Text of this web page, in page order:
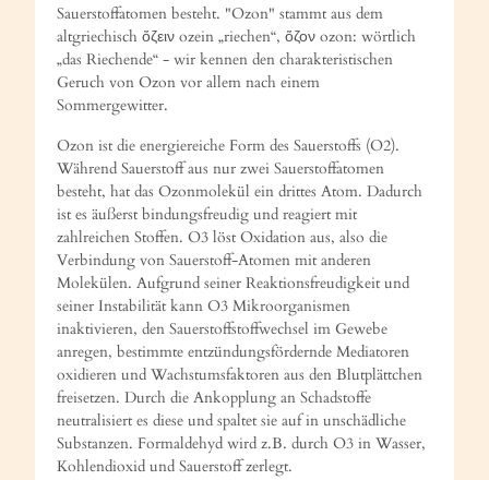
Sauerstoffatomen besteht. "Ozon" stammt aus dem
altgriechisch ὄζειν ozein „riechen“, ὄζον ozon: wörtlich
„das Riechende“ - wir kennen den charakteristischen
Geruch von Ozon vor allem nach einem
Sommergewitter.
Ozon ist die energiereiche Form des Sauerstoffs (O2).
Während Sauerstoff aus nur zwei Sauerstoffatomen
besteht, hat das Ozonmolekül ein drittes Atom. Dadurch
ist es äußerst bindungsfreudig und reagiert mit
zahlreichen Stoffen. O3 löst Oxidation aus, also die
Verbindung von Sauerstoff-Atomen mit anderen
Molekülen. Aufgrund seiner Reaktionsfreudigkeit und
seiner Instabilität kann O3 Mikroorganismen
inaktivieren, den Sauerstoffstoffwechsel im Gewebe
anregen, bestimmte entzündungsfördernde Mediatoren
oxidieren und Wachstumsfaktoren aus den Blutplättchen
freisetzen. Durch die Ankopplung an Schadstoffe
neutralisiert es diese und spaltet sie auf in unschädliche
Substanzen. Formaldehyd wird z.B. durch O3 in Wasser,
Kohlendioxid und Sauerstoff zerlegt.